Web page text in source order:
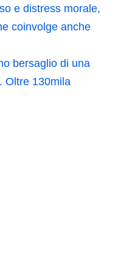
e distress morale,
coinvolge anche
bersaglio di una
Oltre 130mila